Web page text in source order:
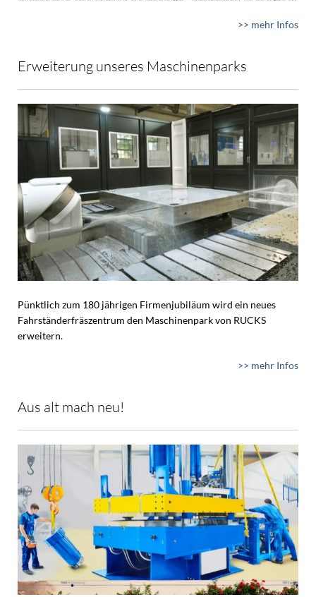
>> mehr Infos
Erweiterung unseres Maschinenparks
Pünktlich zum 180 jährigen Firmenjubiläum wird ein neues
Fahrständerfräszentrum den Maschinenpark von RUCKS
erweitern.
>> mehr Infos
Aus alt mach neu!